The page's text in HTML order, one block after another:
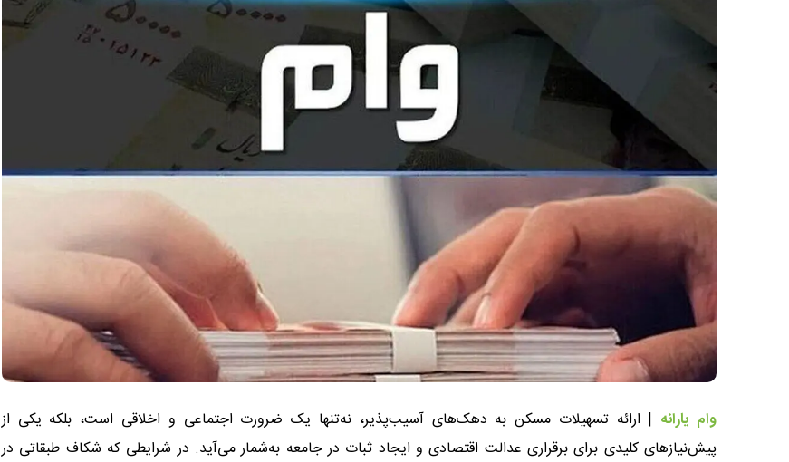
وام یارانه | ارائه تسهیلات مسکن به دهک‌های آسیب‌پذیر، نه‌تنها یک ضرورت اجتماعی و اخلاقی است، بلکه یکی از
پیش‌نیازهای کلیدی برای برقراری عدالت اقتصادی و ایجاد ثبات در جامعه به‌شمار می‌آید. در شرایطی که شکاف طبقاتی در